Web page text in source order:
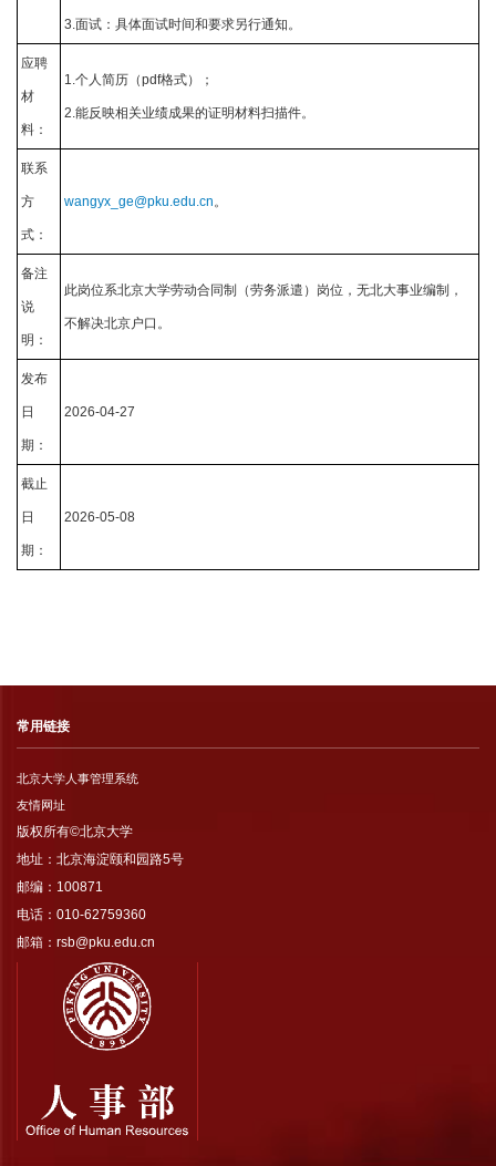
3.面试：具体面试时间和要求另行通知。
应聘
材
料：
1.个人简历（pdf格式）；
2.能反映相关业绩成果的证明材料扫描件。
联系
方
式：
wangyx_ge@pku.edu.cn。
备注
说
明：
此岗位系北京大学劳动合同制（劳务派遣）岗位，无北大事业编制，
不解决北京户口。
发布
日
期：
2026-04-27
截止
日
期：
2026-05-08
常用链接
北京大学人事管理系统
友情网址
版权所有©北京大学
地址：北京海淀颐和园路5号
邮编：100871
电话：010-62759360
邮箱：rsb@pku.edu.cn